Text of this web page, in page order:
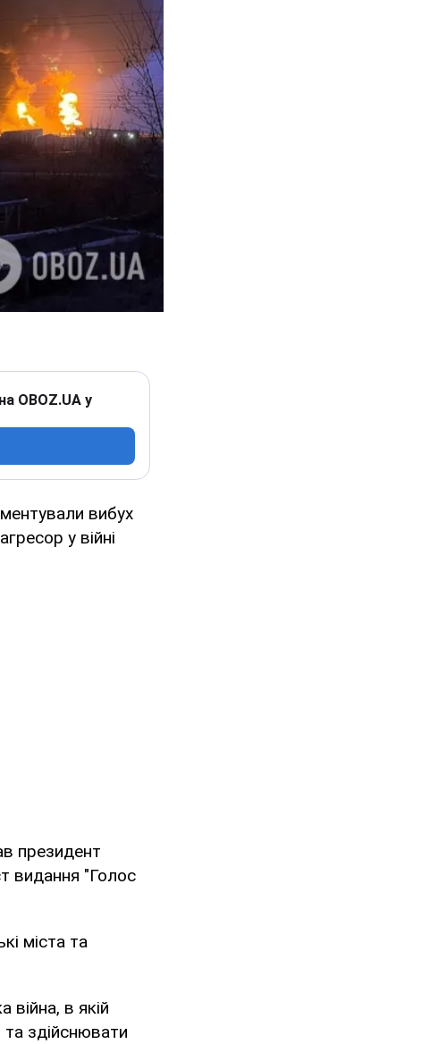
OBOZ.UA у
вибух
у війні
президент
видання "Голос
міста та
війна, в якій
та здійснювати